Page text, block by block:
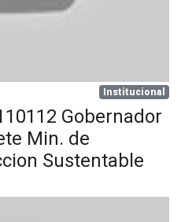
Institucional
Gobernador
Min. de
Sustentable